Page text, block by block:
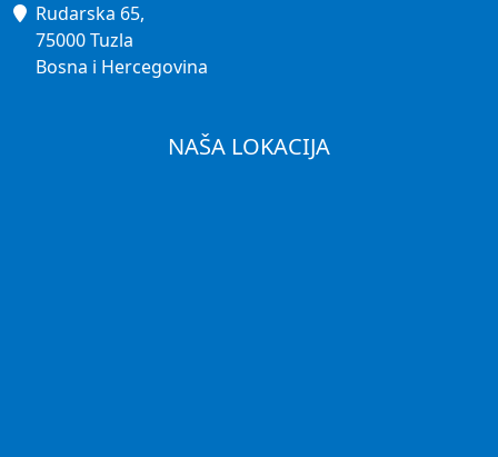
Rudarska 65,
75000 Tuzla
Bosna i Hercegovina
NAŠA LOKACIJA